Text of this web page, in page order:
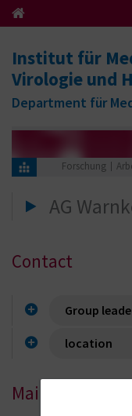
Institut für
Virologie und
Department für
Forschung
AG
Contact
Group
location
Main Topics